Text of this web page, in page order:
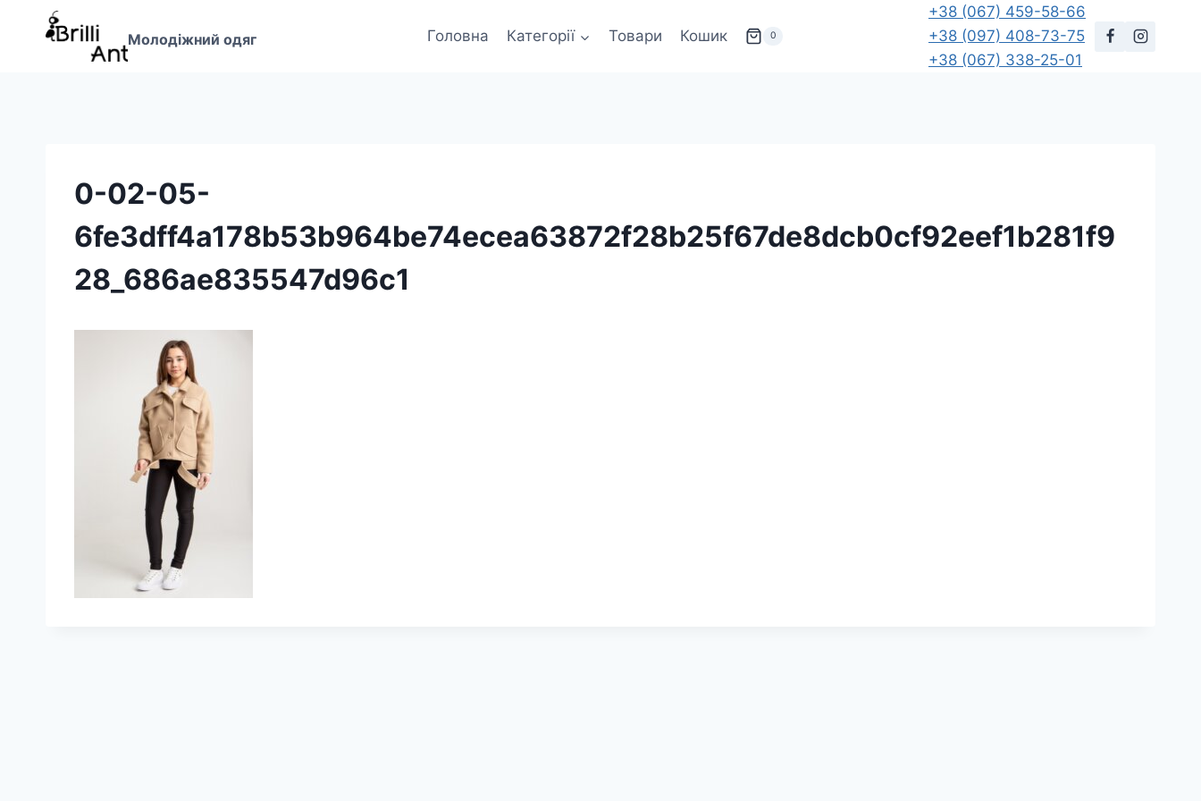
Перейти
Молодіжний одяг Головна Категорії Товари Кошик 0
+38 (067) 459-58-66
+38 (097) 408-73-75
+38 (067) 338-25-01
0-02-05-
6fe3dff4a178b53b964be74ecea63872f28b25f67de8dcb0cf92eef1b281f9
28_686ae835547d96c1